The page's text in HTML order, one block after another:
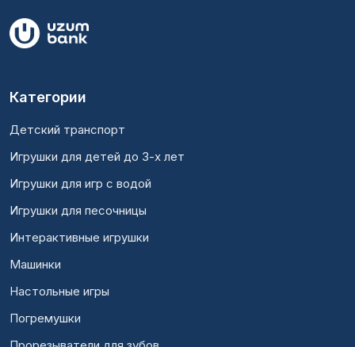
Категории
Детский транспорт
Игрушки для детей до 3-х лет
Игрушки для игр с водой
Игрушки для песочницы
Интерактивные игрушки
Машинки
Настольные игры
Погремушки